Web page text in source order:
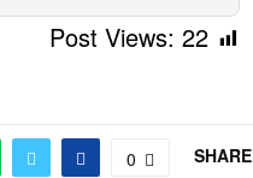
Post Views: 22
SHARE
0